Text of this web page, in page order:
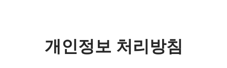
개인정보 처리방침